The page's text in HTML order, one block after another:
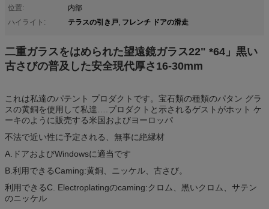
位置:
内部
ハイライト:
テラスの引き戸, フレンチ ドアの滑走
二重ガラスをはめられた望遠鏡ガラス22" *64」黒い
古さびの普及した安全現代厚さ16-30mm
これは私達のパテント プロダクトです。宝石類の種類のパタン グラ
スの黄銅を使用して私達….プロダクトと示されるゲストがホット ケ
ーキのように販売する米国およびヨーロッパ
不法で近い性に予定される、無事に絶縁材
A.ドアおよびWindowsに適当です
B.利用できるCaming:黄銅、ニッケル、古さび。
利用できるC. Electroplatingのcaming:クロム、黒いクロム、サテン
のニッケル